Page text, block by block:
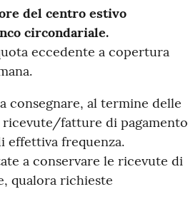
del centro estivo
circondariale.
eccedente a copertura
consegnare, al termine delle
ricevute/fatture di pagamento
effettiva frequenza.
a conservare le ricevute di
qualora richieste